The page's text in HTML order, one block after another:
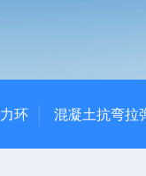
环 混凝土抗弯拉